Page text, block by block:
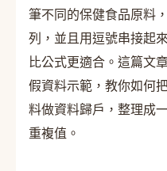
筆不同的保健食品原料
列，並且用逗號串接起
比公式更適合。這篇文
假資料示範，教你如何
料做資料歸戶，整理成
重複值。